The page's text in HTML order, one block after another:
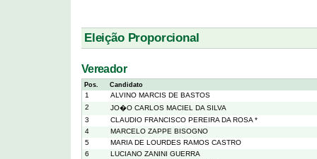
Eleição Proporcional
Vereador
Pos. Candidato
1
ALVINO MARCIS DE BASTOS
2
JO�O CARLOS MACIEL DA SILVA
3
CLAUDIO FRANCISCO PEREIRA DA ROSA *
4
MARCELO ZAPPE BISOGNO
5
MARIA DE LOURDES RAMOS CASTRO
6
LUCIANO ZANINI GUERRA